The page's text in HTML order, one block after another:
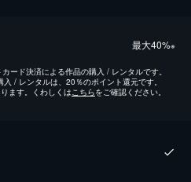
最⼤40%※
ード決済による作品の購入 / レンタルです。
/ レンタルは、20％のポイント還元です。
ます。くわしくは こちらをご確認ください。